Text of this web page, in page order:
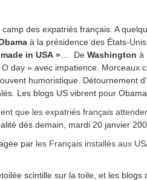
des expatriés français. A
à la présidence des États-
in USA » … De Washington à
day » avec impatience. Morceaux
humoristique. Détournement
Les blogs US vibrent pour Obama.
que les expatriés français
dès demain, mardi 20 janvier
par les Français installés aux
scintille sur la toile, et les blogs